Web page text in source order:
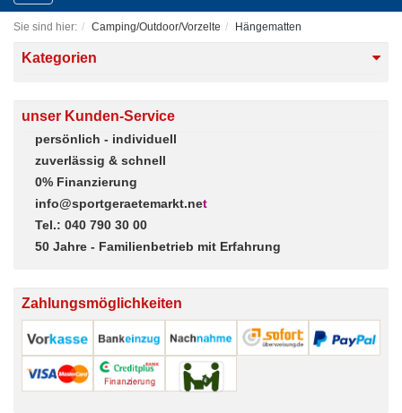
navigation
Sie sind hier: Camping/Outdoor/Vorzelte Hängematten
Kategorien
unser Kunden-Service
persönlich - individuell
zuverlässig & schnell
0% Finanzierung
info@sportgeraetemarkt.net
Tel.: 040 790 30 00
50 Jahre - Familienbetrieb mit Erfahrung
Zahlungsmöglichkeiten